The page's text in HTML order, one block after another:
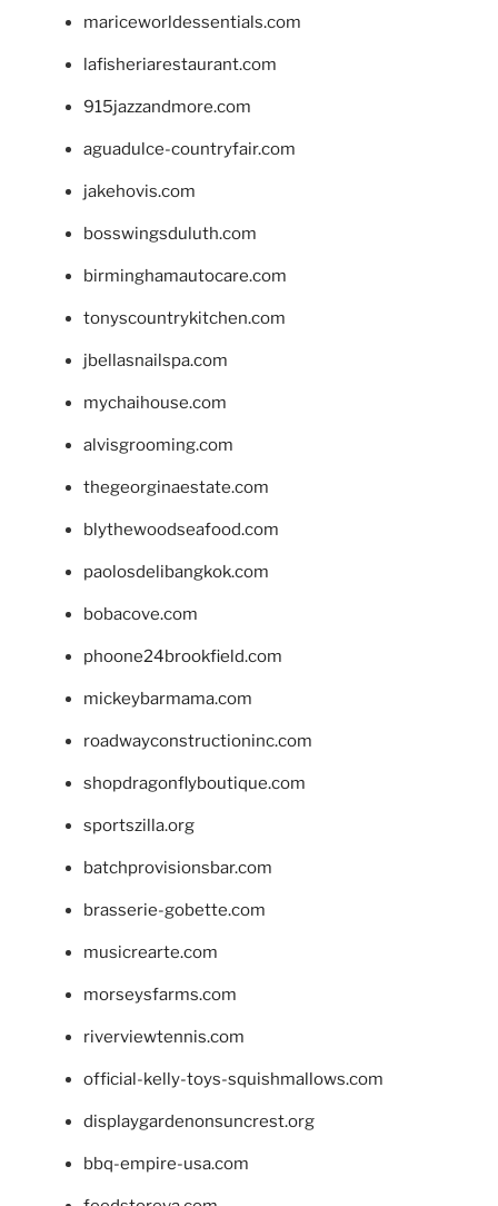
mariceworldessentials.com
lafisheriarestaurant.com
915jazzandmore.com
aguadulce-countryfair.com
jakehovis.com
bosswingsduluth.com
birminghamautocare.com
tonyscountrykitchen.com
jbellasnailspa.com
mychaihouse.com
alvisgrooming.com
thegeorginaestate.com
blythewoodseafood.com
paolosdelibangkok.com
bobacove.com
phoone24brookfield.com
mickeybarmama.com
roadwayconstructioninc.com
shopdragonflyboutique.com
sportszilla.org
batchprovisionsbar.com
brasserie-gobette.com
musicrearte.com
morseysfarms.com
riverviewtennis.com
official-kelly-toys-squishmallows.com
displaygardenonsuncrest.org
bbq-empire-usa.com